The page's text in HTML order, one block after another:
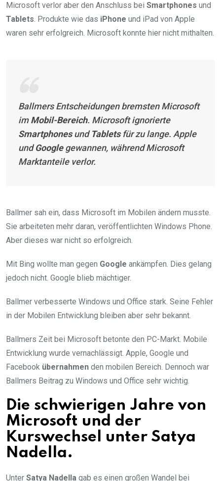
Microsoft verlor aber den Anschluss bei Smartphones und
Tablets. Produkte wie das iPhone und iPad von Apple
waren sehr erfolgreich. Microsoft konnte hier nicht mithalten.
Ballmers Entscheidungen bremsten Microsoft
imMobil-Bereich. Microsoft ignorierte
SmartphonesundTabletsfür zu lange. Apple
undGooglegewannen, während Microsoft
Marktanteile verlor.
Ballmer sah ein, dass Microsoft im Mobilen ändern musste.
Sie arbeiteten mehr daran, veröffentlichten Windows Phone.
Aber dieses war nicht so erfolgreich.
Mit Bing wollte man gegen Google ankämpfen. Dies gelang
jedoch nicht. Google blieb mächtiger.
Ballmer verbesserte Windows und Office stark. Seine Fehler
in der Mobilen Entwicklung bleiben aber sehr bekannt.
Ballmers Zeit bei Microsoft betonte den PC-Markt. Mobile
Entwicklung wurde vernachlässigt. Apple, Google und
Facebook übernahmen den mobilen Bereich. Dennoch war
Ballmers Beitrag zu Windows und Office sehr wichtig.
Die schwierigen Jahre von
Microsoft und der
Kurswechsel unter Satya
Nadella.
Unter Satya Nadella gab es einen großen Wandel bei